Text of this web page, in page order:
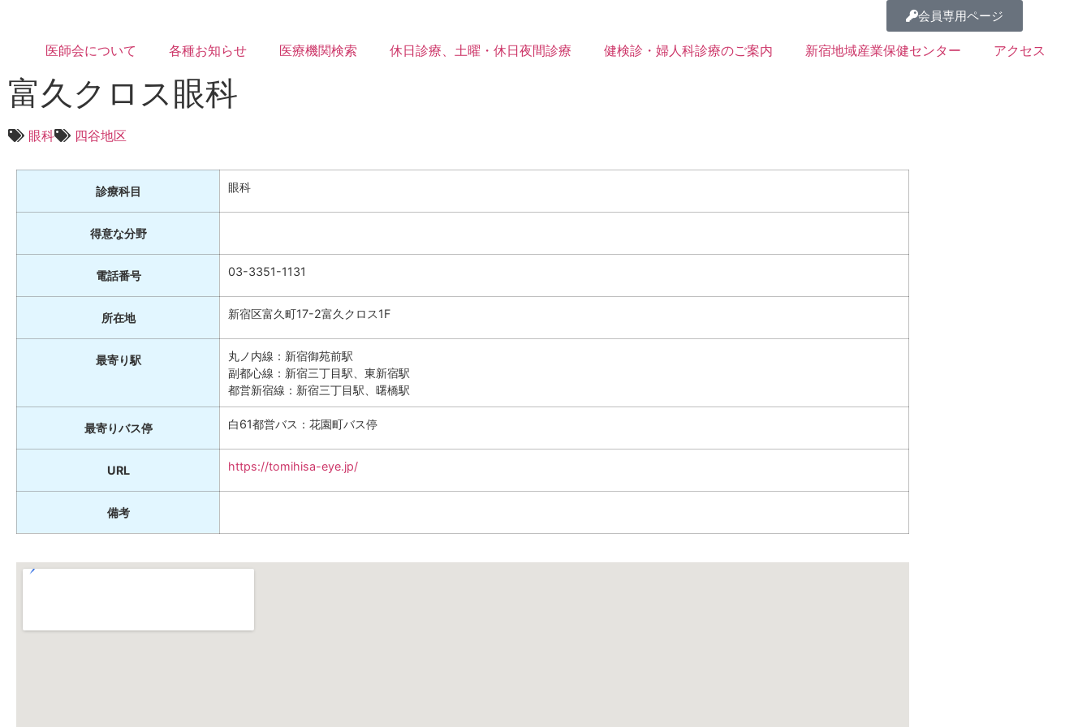
会員専用ページ
医師会について 各種お知らせ 医療機関検索 休日診療、土曜・休日夜間診療 健検診・婦人科診療のご案内 新宿地域産業保健センター アクセス
富久クロス眼科
眼科 四谷地区
診療科目 眼科
得意な分野
電話番号 03-3351-1131
所在地 新宿区富久町17-2富久クロス1F
最寄り駅
丸ノ内線：新宿御苑前駅
副都心線：新宿三丁目駅、東新宿駅
都営新宿線：新宿三丁目駅、曙橋駅
最寄りバス停 白61都営バス：花園町バス停
URL https://tomihisa-eye.jp/
備考